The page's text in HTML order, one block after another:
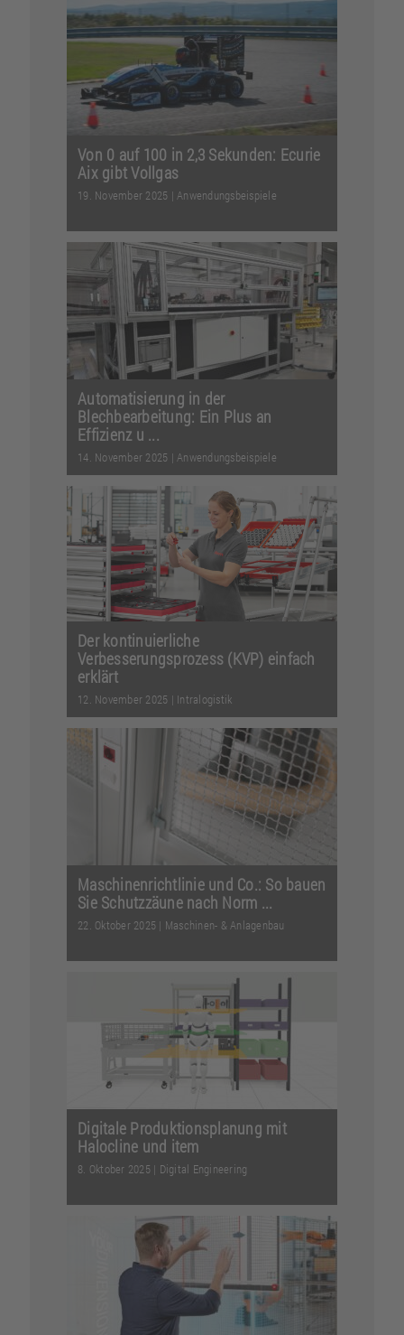
Innovatives Material für eine grüne
Zukunft: Wie Cradle to Cradle® die
Profiltechnik noch ...Weiterlesen
Von 0 auf 100 in 2,3 Sekunden: Ecurie
Aix gibt Vollgas
19. November 2025 | Anwendungsbeispiele
Wie das Team Ecurie Aix der RWTH
Aachen die Formula Student rockt und
dabei auf einen mult...Weiterlesen
Automatisierung in der
Blechbearbeitung: Ein Plus an
Effizienz u ...
14. November 2025 | Anwendungsbeispiele
Mit einer innovativen Stanzanlage
zeigt der item pluspartner ERWEMA,
wie Automatisieru...
Weiterlesen
Der kontinuierliche
Verbesserungsprozess (KVP) einfach
erklärt
12. November 2025 | Intralogistik
KVP ist eine etablierte Abkürzung in
Industrie und Management. Sie steht
für „kontinuierli...
Weiterlesen
Maschinenrichtlinie und Co.: So bauen
Sie Schutzzäune nach Norm ...
22. Oktober 2025 | Maschinen- & Anlagenbau
Schutzeinrichtung in der Industrie
eingesetzt werden kann, muss sie n...
Weiterlesen
Digitale Produktionsplanung mit
Halocline und item
8. Oktober 2025 | Digital Engineering
Neue Möglichkeiten für die digitale
Planung in der Industrie: Jetzt wird
Halocline inklusi...
Weiterlesen